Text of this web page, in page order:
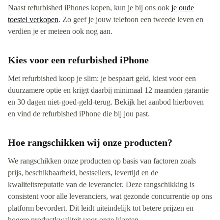
Naast refurbished iPhones kopen, kun je bij ons ook je oude
toestel verkopen. Zo geef je jouw telefoon een tweede leven en
verdien je er meteen ook nog aan.
Kies voor een refurbished iPhone
Met refurbished koop je slim: je bespaart geld, kiest voor een
duurzamere optie en krijgt daarbij minimaal 12 maanden garantie
en 30 dagen niet-goed-geld-terug. Bekijk het aanbod hierboven
en vind de refurbished iPhone die bij jou past.
Hoe rangschikken wij onze producten?
We rangschikken onze producten op basis van factoren zoals
prijs, beschikbaarheid, bestsellers, levertijd en de
kwaliteitsreputatie van de leverancier. Deze rangschikking is
consistent voor alle leveranciers, wat gezonde concurrentie op ons
platform bevordert. Dit leidt uiteindelijk tot betere prijzen en